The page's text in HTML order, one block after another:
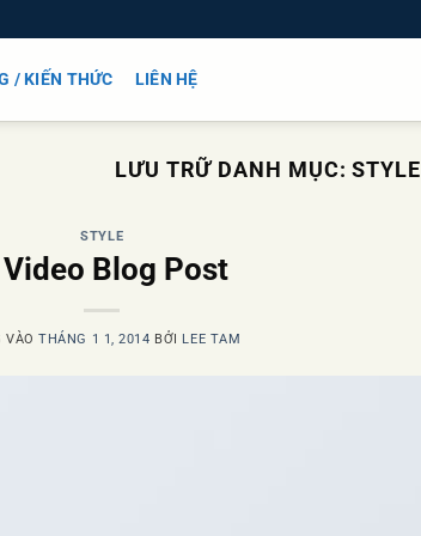
/ KIẾN THỨC LIÊN HỆ
LƯU TRỮ DANH MỤC:STYLE
STYLE
Blog Post
VÀOTHÁNG 1 1, 2014 BỞI LEE TAM